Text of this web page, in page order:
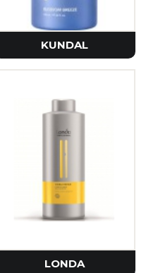
KUNDAL
LONDA